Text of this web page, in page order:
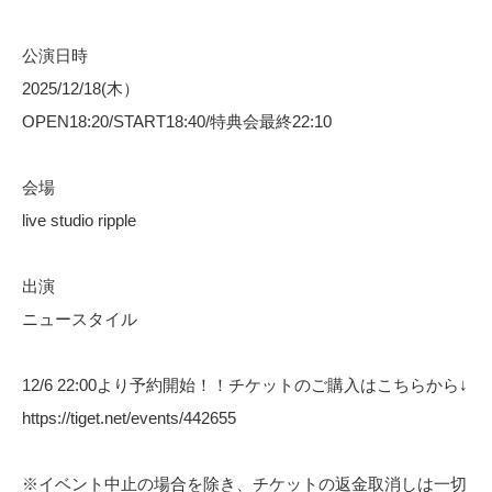
公演日時
2025/12/18(木）
OPEN18:20/START18:40/特典会最終22:10
会場
live studio ripple
出演
ニュースタイル
12/6 22:00より予約開始！！チケットのご購入はこちらから↓
https://tiget.net/events/442655
※イベント中止の場合を除き、チケットの返金取消しは一切